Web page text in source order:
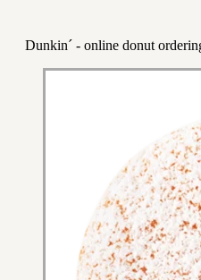
Dunkin´ - online donut